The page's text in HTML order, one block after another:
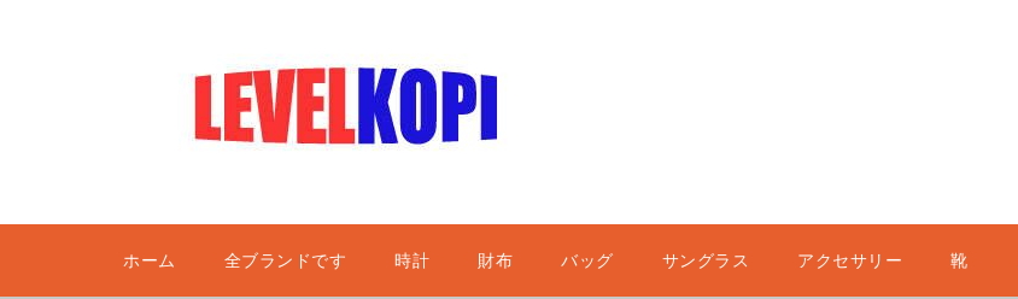
ホーム 全ブランドです 時計 財布 バッグ サングラス アクセサリー 靴